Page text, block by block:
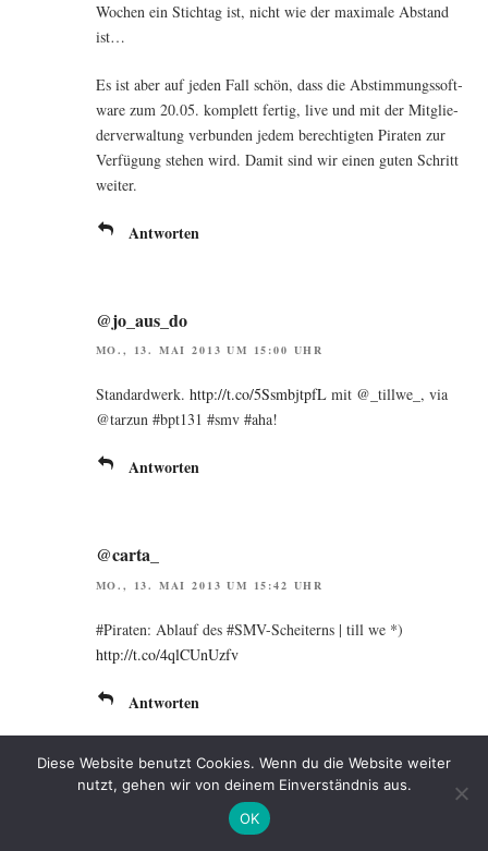
Wochen ein Stich­tag ist, nicht wie der maxi­ma­le Abstand
ist…
Es ist aber auf jeden Fall schön, dass die Abstim­mungs­soft­
ware zum 20.05. kom­plett fer­tig, live und mit der Mit­glie­
der­ver­wal­tung ver­bun­den jedem berech­tig­ten Pira­ten zur
Ver­fü­gung ste­hen wird. Damit sind wir einen guten Schritt
weiter.
Antworten
@jo_aus_do
MO., 13. MAI 2013 UM 15:00 UHR
Stan­dard­werk. http://t.co/5SsmbjtpfLmit @_tillwe_, via
@tarzun #bpt131 #smv #aha!
Antworten
@carta_
MO., 13. MAI 2013 UM 15:42 UHR
#Pira­ten: Ablauf des #SMV-Schei­terns | till we *)
http://t.co/4qlCUnUzfv
Antworten
Pingback:#bpt131: Zum Schluss kein Gewinn | ... Kaffee
Diese Website benutzt Cookies. Wenn du die Website weiter
nutzt, gehen wir von deinem Einverständnis aus.
OK